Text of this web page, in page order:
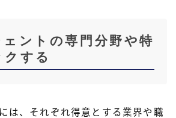
ントの専門分野や特
する
は、それぞれ得意とする業界や職